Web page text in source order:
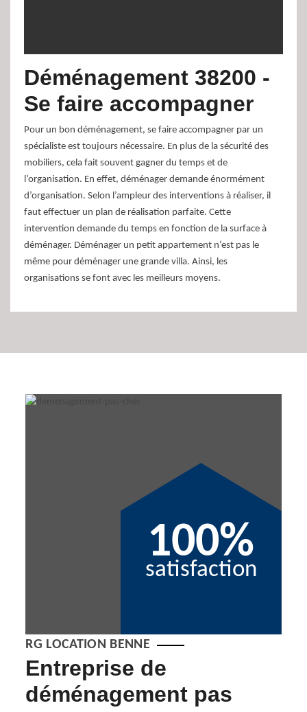
Déménagement 38200 -
Se faire accompagner
Pour un bon déménagement, se faire accompagner par un
spécialiste est toujours nécessaire. En plus de la sécurité des
mobiliers, cela fait souvent gagner du temps et de
l’organisation. En effet, déménager demande énormément
d’organisation. Selon l’ampleur des interventions à réaliser, il
faut effectuer un plan de réalisation parfaite. Cette
intervention demande du temps en fonction de la surface à
déménager. Déménager un petit appartement n’est pas le
même pour déménager une grande villa. Ainsi, les
organisations se font avec les meilleurs moyens.
100%
satisfaction
RG LOCATION BENNE
Entreprise de
déménagement pas